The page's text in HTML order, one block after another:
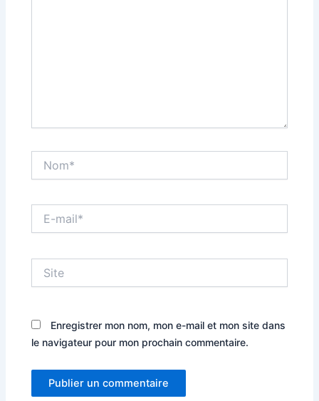
mail*
Enregistrer mon nom, mon e-mail et mon site dans
le navigateur pour mon prochain commentaire.